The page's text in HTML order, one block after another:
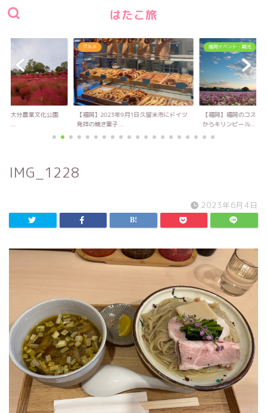
はたこ旅
！大分農業文化公園
キ...
グルメ
【福岡】2023年9月1日久留米市にドイツ
発祥の焼き菓子...
福岡イベント・観光
【福岡】福岡のコスモ
からキリンビール...
IMG_1228
2023年6月4日